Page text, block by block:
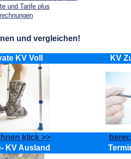
und Tarife plus
und vergleichen!
KV Voll KV
klick >>
KV Ausland